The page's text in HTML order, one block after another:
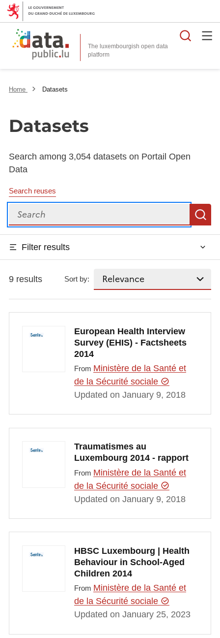
The luxembourgish open data
platform
Home Datasets
Datasets
Search among 3,054 datasets on Portail Open
Data
Search reuses
Search
Filter results
9 results Sort by:
European Health Interview
Survey (EHIS) - Factsheets
2014
From Ministère de la Santé et
de la Sécurité sociale
Updated on January 9, 2018
Traumatismes au
Luxembourg 2014 - rapport
From Ministère de la Santé et
de la Sécurité sociale
Updated on January 9, 2018
HBSC Luxembourg | Health
Behaviour in School-Aged
Children 2014
From Ministère de la Santé et
de la Sécurité sociale
Updated on January 25, 2023